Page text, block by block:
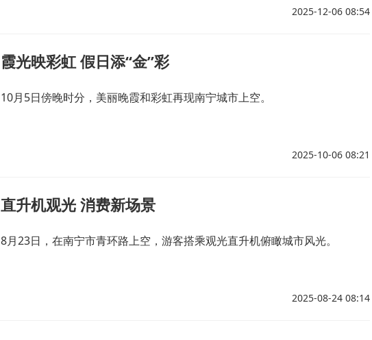
2025-12-06 08:54
霞光映彩虹 假日添“金”彩
10月5日傍晚时分，美丽晚霞和彩虹再现南宁城市上空。
2025-10-06 08:21
直升机观光 消费新场景
8月23日，在南宁市青环路上空，游客搭乘观光直升机俯瞰城市风光。
2025-08-24 08:14